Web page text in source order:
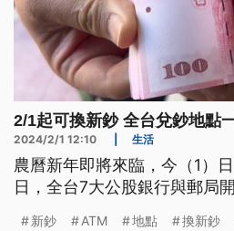
2/1起可換新鈔 全台兌鈔地點
2024/2/1 12:10 生活
農曆新年即將來臨，今（1）
日，全台7大公股銀行與郵局
新鈔 ATM 地點 換新鈔